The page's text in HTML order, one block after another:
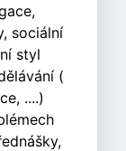
sociální
styl
(
....)